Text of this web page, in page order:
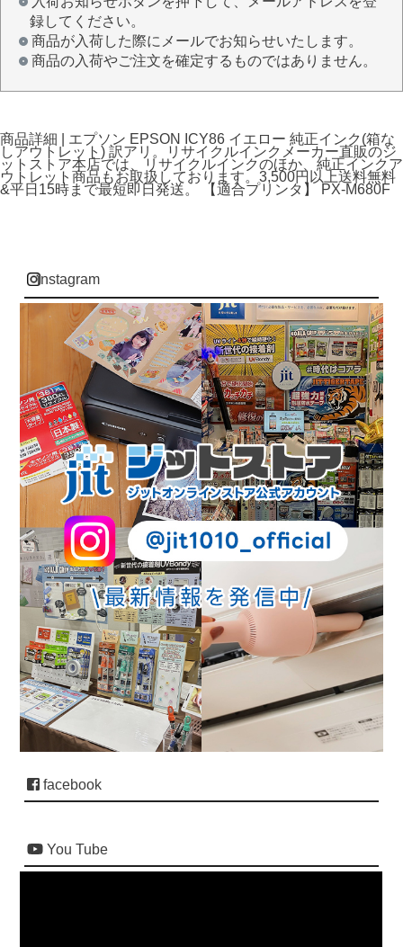
録してください。
商品が入荷した際にメールでお知らせいたします。
商品の入荷やご注文を確定するものではありません。
商品詳細 | エプソン EPSON ICY86 イエロー 純正インク(箱な
しアウトレット) 訳アリ。リサイクルインクメーカー直販のジ
ットストア本店では、リサイクルインクのほか、純正インクア
ウトレット商品もお取扱しております。3,500円以上送料無料
&平日15時まで最短即日発送。 【適合プリンタ】 PX-M680F
instagram
facebook
You Tube